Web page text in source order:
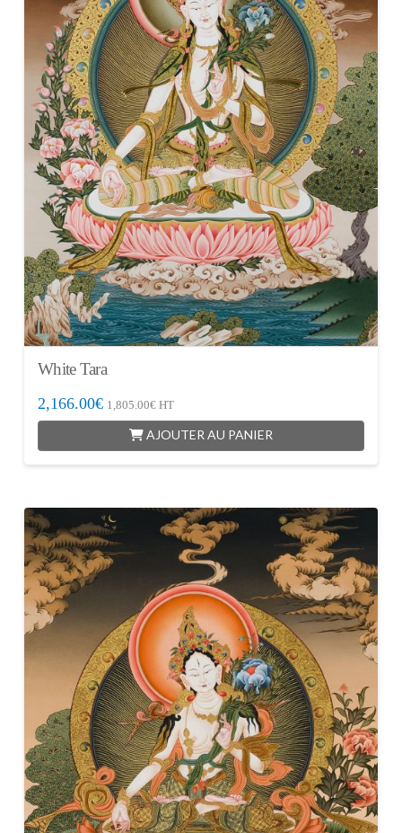
White Tara
2,166.00€ 1,805.00€HT
AJOUTER AU PANIER